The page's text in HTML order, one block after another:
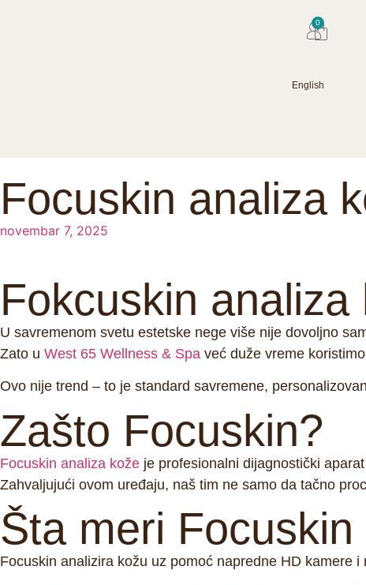
English
0
Focuskin analiza
novembar 7, 2025
Fokcuskin analiza
U savremenom svetu estetske nege više nije dovoljno
Zato u West 65 Wellness & Spa već duže vreme koristimo
Ovo nije trend – to je standard savremene,
Zašto Focuskin?
Focuskin analiza kože je profesionalni dijagnostički
Zahvaljujući ovom uređaju, naš tim ne samo da tačno
Šta meri Focuskin
Focuskin analizira kožu uz pomoć napredne HD kamere